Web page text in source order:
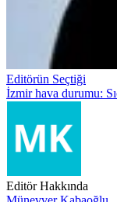
Editörün Seçtiği
İzmir hava durumu:
Editör Hakkında